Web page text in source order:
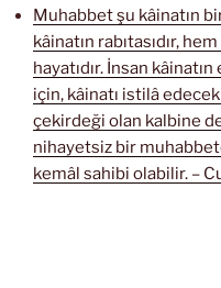
Muhabbet şu kâinatın
kâinatın rabıtasıdır,
hayatıdır. İnsan
için, kâinatı istilâ
çekirdeği olan kalbine
nihayetsiz bir
kemâl sahibi olabilir. –